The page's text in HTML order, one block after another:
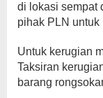
di lokasi sempat
pihak PLN untuk
Untuk kerugian
Taksiran
barang